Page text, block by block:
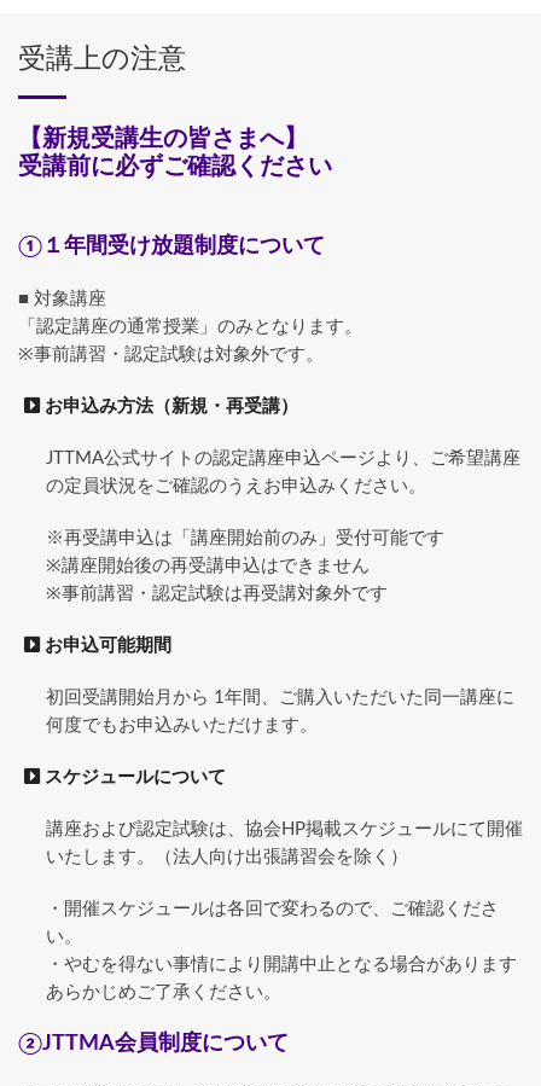
受講上の注意
【新規受講生の皆さまへ】
受講前に必ずご確認ください
①１年間受け放題制度について
■ 対象講座
「認定講座の通常授業」のみとなります。
※事前講習・認定試験は対象外です。
お申込み方法（新規・再受講）
JTTMA公式サイトの認定講座申込ページより、ご希望講座
の定員状況をご確認のうえお申込みください。
※再受講申込は「講座開始前のみ」受付可能です
※講座開始後の再受講申込はできません
※事前講習・認定試験は再受講対象外です
お申込可能期間
初回受講開始月から 1年間、ご購入いただいた同一講座に
何度でもお申込みいただけます。
スケジュールについて
講座および認定試験は、協会HP掲載スケジュールにて開催
いたします。（法人向け出張講習会を除く）
・開催スケジュールは各回で変わるので、ご確認くださ
い。
・やむを得ない事情により開講中止となる場合があります
あらかじめご了承ください。
②JTTMA会員制度について